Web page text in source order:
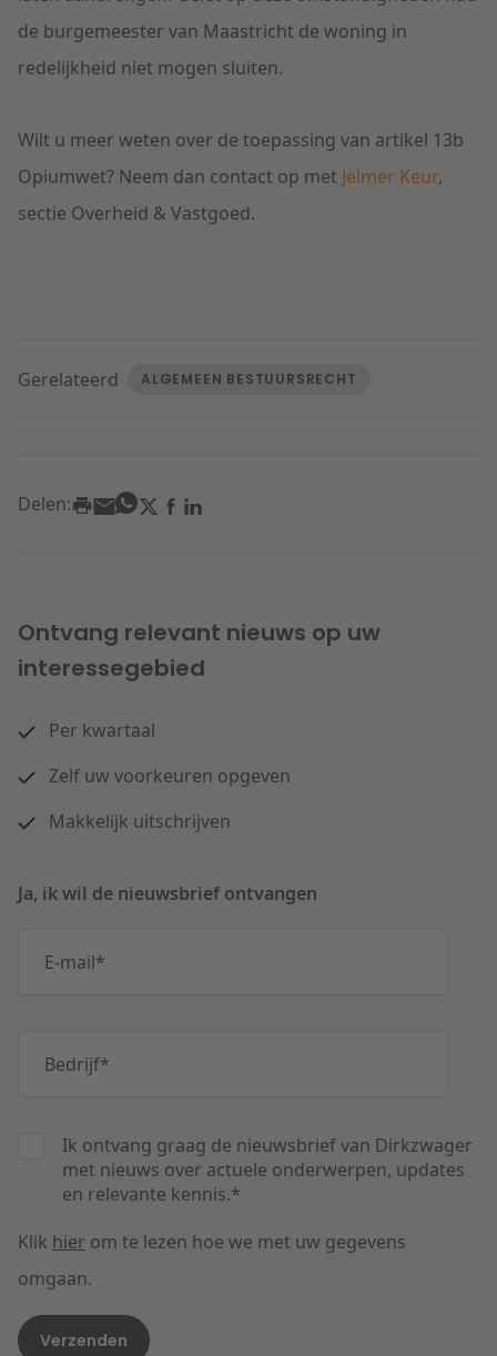
de burgemeester van Maastricht de woning in
redelijkheid niet mogen sluiten.
Wilt u meer weten over de toepassing van artikel 13b
Opiumwet? Neem dan contact op met Jelmer Keur,
sectie Overheid & Vastgoed.
Gerelateerd ALGEMEEN BESTUURSRECHT
Delen:
Ontvang relevant nieuws op uw
interessegebied
Per kwartaal
Zelf uw voorkeuren opgeven
Makkelijk uitschrijven
Ja, ik wil de nieuwsbrief ontvangen
E-mail*
Bedrijf*
Ik ontvang graag de nieuwsbrief van Dirkzwager
met nieuws over actuele onderwerpen, updates
en relevante kennis.*
Klik hier om te lezen hoe we met uw gegevens
omgaan.